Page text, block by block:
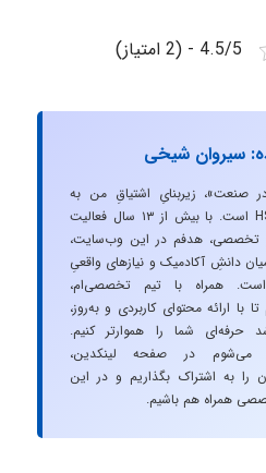
4.5/5 - (2 امتیاز)
سیروان شیخی
صنعت»، زیربنایِ اشتیاقِ من به
دنیایِ HSE است. با بیش از ۱۳ سال فعالیت
تخصصی، هدفم در این وب‌سایت،
دانشِ آکادمیک و نیازهای واقعیِ
همراه با تیم تخصصی‌ام،
با ارائه محتوای کاربردی و به‌روز،
حرفه‌ای شما را هموارتر کنیم.
می‌شوم در صفحه لینکدین،
را به اشتراک بگذاریم و در این
همراه هم باشیم.